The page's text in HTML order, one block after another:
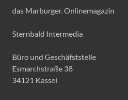
das Marburger. Onlinemagazin
Sternbald Intermedia
Büro und Geschäfststelle
Esmarchstraße 38
34121 Kassel